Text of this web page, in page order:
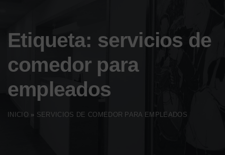
Etiqueta: servicios de
comedor para
empleados
INICIO » SERVICIOS DE COMEDOR PARA EMPLEADOS